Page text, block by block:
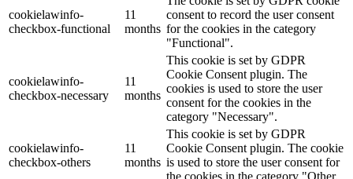
cookielawinfo-
checkbox-functional
11
months
consent to record the user consent
for the cookies in the category
"Functional".
cookielawinfo-
checkbox-necessary
11
months
This cookie is set by GDPR
Cookie Consent plugin. The
cookies is used to store the user
consent for the cookies in the
category "Necessary".
cookielawinfo-
checkbox-others
11
months
This cookie is set by GDPR
Cookie Consent plugin. The cookie
is used to store the user consent for
the cookies in the category "Other.